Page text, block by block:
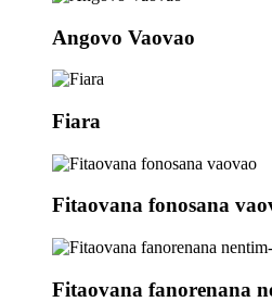
Angovo Vaovao
Fiara
Fitaovana fonosana
Fitaovana fanorenana